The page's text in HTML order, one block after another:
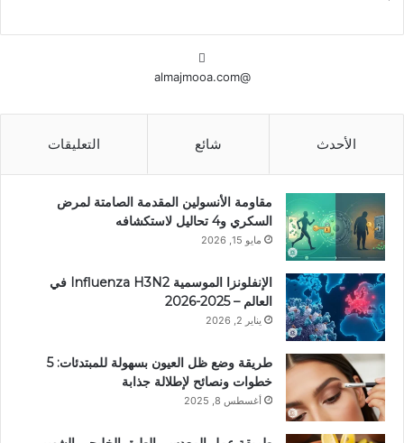
@almajmooa.com
الأحدث شائع التعليقات
مقاومة الأنسولين المقدمة الصامتة لمرض
السكري و4 تحاليل لاستكشافه
مايو 15, 2026
الإنفلونزا الموسمية Influenza H3N2 في
العالم – 2025-2026
يناير 2, 2026
طريقة وضع ظل العيون بسهولة للمبتدئات: 5
خطوات ونصائح لإطلالة جذابة
أغسطس 8, 2025